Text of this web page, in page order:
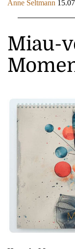
Anne Seltmann
Miau-